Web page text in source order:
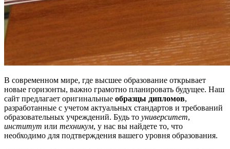
В современном мире, где высшее образование открывает
новые горизонты, важно грамотно планировать будущее. Наш
сайт предлагает оригинальные образцы дипломов,
разработанные с учетом актуальных стандартов и требований
образовательных учреждений. Будь то университет,
институт или техникум, у нас вы найдете то, что
необходимо для подтверждения вашего уровня образования.